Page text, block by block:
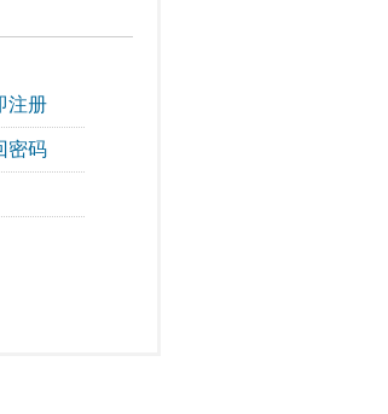
注册
密码